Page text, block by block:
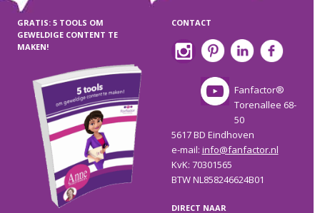
GRATIS: 5 TOOLS OM
GEWELDIGE CONTENT TE
MAKEN!
CONTACT
Fanfactor®
Torenallee 68-
50
5617 BD Eindhoven
e-mail: info@fanfactor.nl
KvK: 70301565
BTW NL858246624B01
DIRECT NAAR